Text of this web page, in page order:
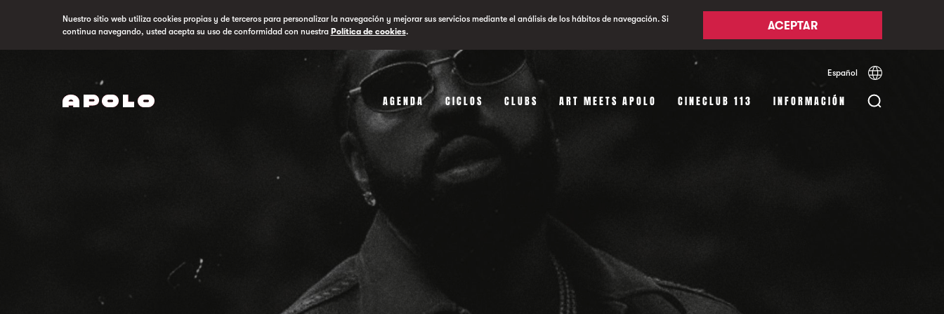
Nuestro sitio web utiliza cookies propias y de terceros para personalizar la navegación y mejorar sus servicios mediante el análisis de los hábitos de navegación. Si
continua navegando, usted acepta su uso de conformidad con nuestra Política de cookies. ACEPTAR
Español Català
AGENDA CICLOS CLUBS ART MEETS APOLO CINECLUB 113 INFORMACIÓN